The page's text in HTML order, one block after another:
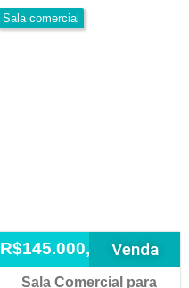
R$145.000,00 Venda
Sala comercial
Sala Comercial para